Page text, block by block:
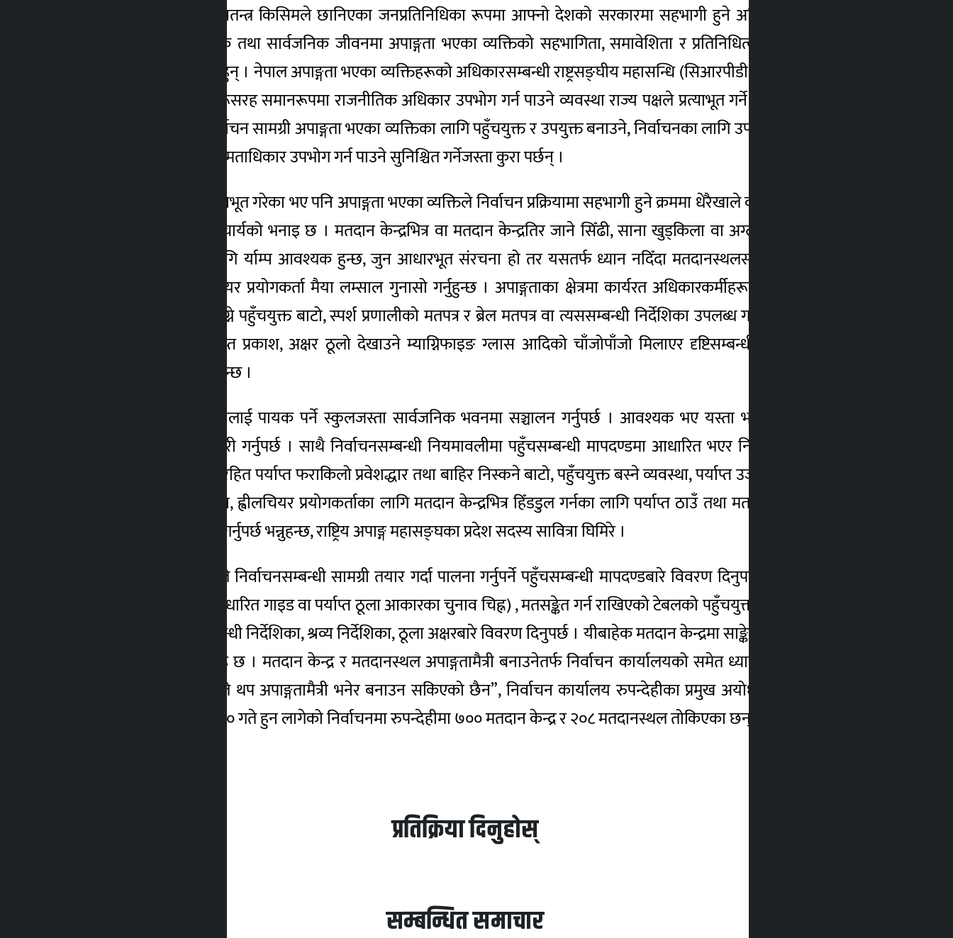
हरेक व्यक्तिलाई सिधै वा स्वतन्त्र किसिमले छानिएका जनप्रतिनिधिका रूपमा आफ्नो देशको सरकारमा सहभागी हुने अधिकार छ भन्छन्, अधिवक्ता
इन्दिरा आचार्य । राजनीतिक तथा सार्वजनिक जीवनमा अपाङ्गता भएका व्यक्तिको सहभागिता, समावेशिता र प्रतिनिधित्व समावेशी, स्वस्थ्य र सुदृढ
लोकतन्त्रका आधारभूत पक्ष हुन् । नेपाल अपाङ्गता भएका व्यक्तिहरूको अधिकारसम्बन्धी राष्ट्रसङ्घीय महासन्धि (सिआरपीडी)को पक्षराष्ट्र हो ।यस सन्धिले
अपाङ्गता भएका व्यक्तिले अरूसरह समानरूपमा राजनीतिक अधिकार उपभोग गर्न पाउने व्यवस्था राज्य पक्षले प्रत्याभूत गर्ने भनेको छ । यसमा निर्वाचन
तथा मतदान प्रक्रिया एवं निर्वाचन सामग्री अपाङ्गता भएका व्यक्तिका लागि पहुँचयुक्त र उपयुक्त बनाउने, निर्वाचनका लागि उपयुक्त वातावरण बनाउने, सबै
नागरिकले स्वतन्त्र किसिमले मताधिकार उपभोग गर्न पाउने सुनिश्चित गर्नेजस्ता कुरा पर्छन् ।
कानुनले यस्ता अधिकार प्रत्याभूत गरेका भए पनि अपाङ्गता भएका व्यक्तिले निर्वाचन प्रक्रियामा सहभागी हुने क्रममा धेरैखाले व्यवधान र भेदभावको सामना
गर्नु परिरहेको अधिवक्ता आचार्यको भनाइ छ । मतदान केन्द्रभित्र वा मतदान केन्द्रतिर जाने सिँढी, साना खुड्किला वा अग्लो सतह भएको ठाउँमा जान
ह्वीलचियर प्रयोगकर्ताका लागि र्याम्प आवश्यक हुन्छ, जुन आधारभूत संरचना हो तर यसतर्फ ध्यान नदिँदा मतदानस्थलसम्म पुग्न कठिनाइ हुने गरेको
सैनामैना–१ निवासी ह्वीलचियर प्रयोगकर्ता मैया लम्साल गुनासो गर्नुहुन्छ । अपाङ्गताका क्षेत्रमा कार्यरत अधिकारकर्मीहरूका अनुसार पार्किङ क्षेत्रबाट
मतदान केन्द्रको प्रवेशद्धार पुग्ने पहुँचयुक्त बाटो, स्पर्श प्रणालीको मतपत्र र ब्रेल मतपत्र वा त्यससम्बन्धी निर्देशिका उपलब्ध गराएर, श्रव्य वा ठूला अक्षरमा
निर्देशिका तयार पारेर, पर्याप्त प्रकाश, अक्षर ठूलो देखाउने म्याग्निफाइङ ग्लास आदिको चाँजोपाँजो मिलाएर दृष्टिसम्बन्धी अपाङ्गता भएका व्यक्तिको
मतदानमा पहुँच बढाउन सकिन्छ ।
मतदानकार्य धेरै जनसङ्ख्यालाई पायक पर्ने स्कुलजस्ता सार्वजनिक भवनमा सञ्चालन गर्नुपर्छ । आवश्यक भए यस्ता भवनमा र्याम्प निर्माण गर्नेबारे
अतिरिक्त निर्देशिका पनि जारी गर्नुपर्छ । साथै निर्वाचनसम्बन्धी नियमावलीमा पहुँचसम्बन्धी मापदण्डमा आधारित भएर निर्वाचन केन्द्र स्थापना गर्नुपर्ने
प्रावधान राख्नुपर्छ । व्यवधानरहित पर्याप्त फराकिलो प्रवेशद्धार तथा बाहिर निस्कने बाटो, पहुँचयुक्त बस्ने व्यवस्था, पर्याप्त उज्यालो, पहुँचयुक्त शौचालय र
सरसफाइसँग सम्बन्धित सेवा, ह्वीलचियर प्रयोगकर्ताका लागि मतदान केन्द्रभित्र हिँडडुल गर्नका लागि पर्याप्त ठाउँ तथा मतदान केन्द्र नजिकै ह्वीलचियर
पार्किङ गर्ने ठाउँको व्यवस्था गर्नुपर्छ भन्नुहन्छ, राष्ट्रिय अपाङ्ग महासङ्घका प्रदेश सदस्य सावित्रा घिमिरे ।
सम्बन्धित कानुनी दस्तावेजले निर्वाचनसम्बन्धी सामग्री तयार गर्दा पालना गर्नुपर्ने पहुँचसम्बन्धी मापदण्डबारे विवरण दिनुपर्छ । पहुँचयुक्त मतपत्र (बे्रल
मतपत्र वा स्पर्श प्रणालीमा आधारित गाइड वा पर्याप्त ठूला आकारका चुनाव चिह्न) , मतसङ्केत गर्न राखिएको टेबलको पहुँचयुक्त उचाइ र मतपेटिका, बे्रलमा
रहेका चिह्न तथा मतदानसम्बन्धी निर्देशिका, श्रव्य निर्देशिका, ठूला अक्षरबारे विवरण दिनुपर्छ । यीबाहेक मतदान केन्द्रमा साङ्केतिक भाषाका दोभासेको पनि
व्यवस्था हुनुपर्ने उनको भनाइ छ । मतदान केन्द्र र मतदानस्थल अपाङ्गतामैत्री बनाउनेतर्फ निर्वाचन कार्यालयको समेत ध्यान पुगेको छैन । “यसअघि नै
तोकिएका स्थल हुन् । अहिले थप अपाङ्गतामैत्री भनेर बनाउन सकिएको छैन”, निर्वाचन कार्यालय रुपन्देहीका प्रमुख अयोध्याप्रसाद भण्डारी भन्नुहुन्छ ।
उनका अनुसार यही वैशाख ३० गते हुन लागेको निर्वाचनमा रुपन्देहीमा ७०० मतदान केन्द्र र २०८ मतदानस्थल तोकिएका छन् । –रासस
प्रतिक्रिया दिनुहोस्
सम्बन्धित समाचार